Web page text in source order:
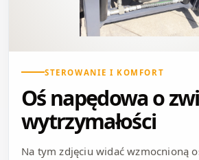
STEROWANIE I KOMFORT
Oś napędowa o
wytrzymałości
Na tym zdjęciu widać wzmocnioną